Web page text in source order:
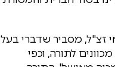
זצ"ל, מסביר שדברי בעל
לתורה, וכפי